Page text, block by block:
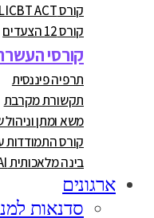
קורס LICBT ACT לילדים, נוער והוריהם
קורס 12 הצעדים
קורסי
תרפיה פיננסית
תקשורת מקרבת
משא ומתן
קורס התמודדות
בינה מלאכותית AI לאנשי מקצוע
ארגונים
סדנאות